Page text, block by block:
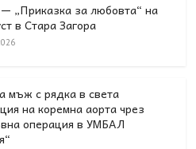
— „Приказка за любовта“ на
в Стара Загора
мъж с рядка в света
на коремна аорта чрез
операция в УМБАЛ